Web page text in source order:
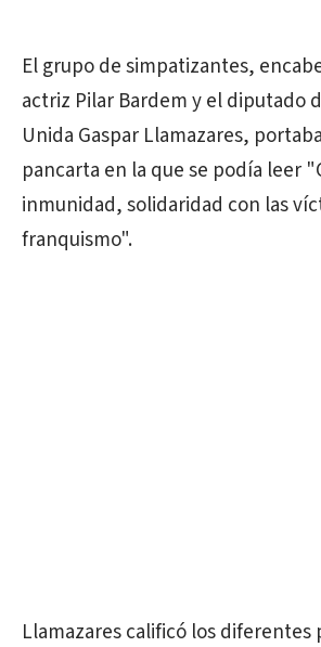
El grupo de simpatizantes,
actriz Pilar Bardem y el diputado
Unida Gaspar Llamazares,
pancarta en la que se podía leer
inmunidad, solidaridad con las
franquismo".
Llamazares calificó los diferentes